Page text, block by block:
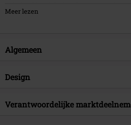
en Mike Portnoy (The Winery Dogs, ex-
Dome, een legendarische rockjournalist,
heeft ze bewezen dat dat inderdaad zo is.
belangrijke, evolutionaire stap van de band
Meer lezen
Algemeen
Artikelnr.
Muziekgenre
Design
Producttype
Verantwoordelijke